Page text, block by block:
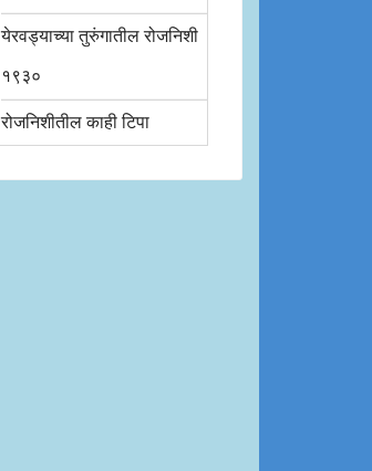
येरवड्याच्या तुरुंगातील रोजनिशी
१९३०
रोजनिशीतील काही टिपा